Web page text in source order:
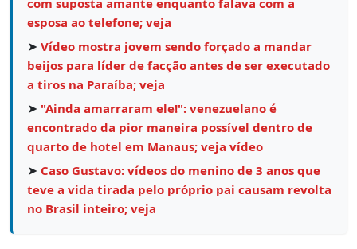
esposa ao telefone; veja
➤ Vídeo mostra jovem sendo forçado a mandar
beijos para líder de facção antes de ser executado
a tiros na Paraíba; veja
➤ "Ainda amarraram ele!": venezuelano é
encontrado da pior maneira possível dentro de
quarto de hotel em Manaus; veja vídeo
➤ Caso Gustavo: vídeos do menino de 3 anos que
teve a vida tirada pelo próprio pai causam revolta
no Brasil inteiro; veja